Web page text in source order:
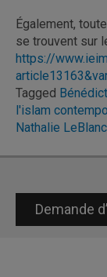
Également,
se trouvent sur
https://
Tagged
l'islam
Nathalie LeBlanc
Demande